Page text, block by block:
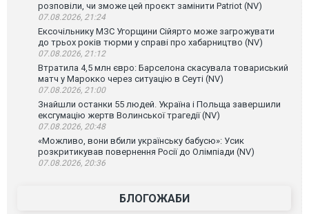
розповіли, чи зможе цей проєкт замінити Patriot (NV)
07.08.2026, 21:24
Ексочільнику МЗС Угорщини Сійярто може загрожувати
до трьох років тюрми у справі про хабарництво (NV)
07.08.2026, 21:12
Втратила 4,5 млн євро: Барселона скасувала товариський
матч у Марокко через ситуацію в Сеуті (NV)
07.08.2026, 21:00
Знайшли останки 55 людей. Україна і Польща завершили
ексгумацію жертв Волинської трагедії (NV)
07.08.2026, 20:48
«Можливо, вони вбили українську бабусю»: Усик
розкритикував повернення Росії до Олімпіади (NV)
07.08.2026, 20:36
БЛОГОЖАБИ